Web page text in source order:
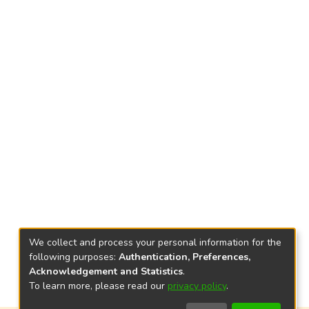
We collect and process your personal information for the
following purposes: Authentication, Preferences,
Acknowledgement and Statistics.
To learn more, please read our privacy policy.